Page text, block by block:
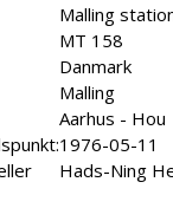
Malling
MT 158
Danmark
Malling
Aarhus - Hou
1976-05-11
Hads-Ning